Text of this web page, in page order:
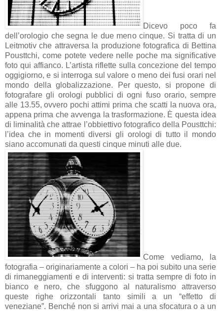
Dicevo poco fa
dell’orologio che segna le due meno cinque. Si tratta di un
Leitmotiv che attraversa la produzione fotografica di Bettina
Pousttchi, come potete vedere nelle poche ma significative
foto qui affianco. L’artista riflette sulla concezione del tempo
oggigiorno, e si interroga sul valore o meno dei fusi orari nel
mondo della globalizzazione. Per questo, si propone di
fotografare gli orologi pubblici di ogni fuso orario, sempre
alle 13.55, ovvero pochi attimi prima che scatti la nuova ora,
appena prima che avvenga la trasformazione. È questa idea
di liminalità che attrae l’obbiettivo fotografico della Pousttchi:
l’idea che in momenti diversi gli orologi di tutto il mondo
siano accomunati da questi cinque minuti alle due.
Come vediamo, la
fotografia – originariamente a colori – ha poi subito una serie
di rimaneggiamenti e di interventi: si tratta sempre di foto in
bianco e nero, che sfuggono al naturalismo attraverso
queste righe orizzontali tanto simili a un “effetto di
veneziane”. Benché non si arrivi mai a una sfocatura o a un